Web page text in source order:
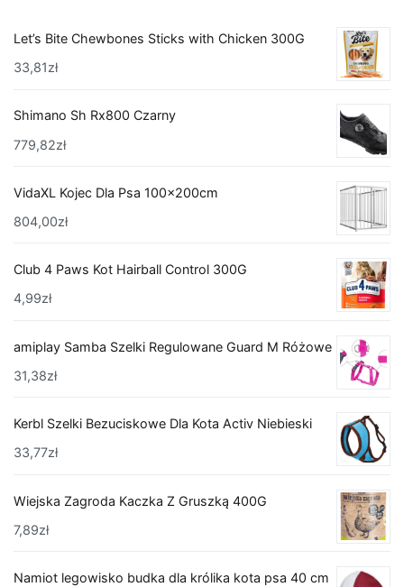
Let’s Bite Chewbones Sticks with Chicken 300G
33,81zł
Shimano Sh Rx800 Czarny
779,82zł
VidaXL Kojec Dla Psa 100x200cm
804,00zł
Club 4 Paws Kot Hairball Control 300G
4,99zł
amiplay Samba Szelki Regulowane Guard M Różowe
31,38zł
Kerbl Szelki Bezuciskowe Dla Kota Activ Niebieski
33,77zł
Wiejska Zagroda Kaczka Z Gruszką 400G
7,89zł
Namiot legowisko budka dla królika kota psa 40 cm